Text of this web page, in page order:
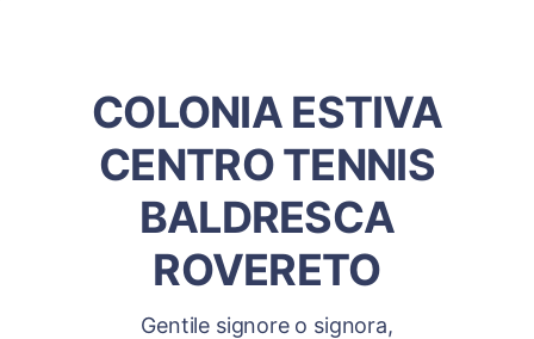
COLONIA ESTIVA
CENTRO TENNIS
BALDRESCA
ROVERETO
Gentile signore o signora,